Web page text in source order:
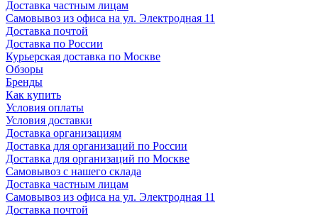
Доставка частным лицам
Самовывоз из офиса на ул. Электродная 11
Доставка почтой
Доставка по России
Курьерская доставка по Москве
Обзоры
Бренды
Как купить
Условия оплаты
Условия доставки
Доставка организациям
Доставка для организаций по России
Доставка для организаций по Москве
Самовывоз с нашего склада
Доставка частным лицам
Самовывоз из офиса на ул. Электродная 11
Доставка почтой